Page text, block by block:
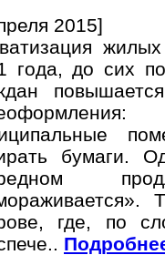
2015]
года, до сих
бумаги.
где, по